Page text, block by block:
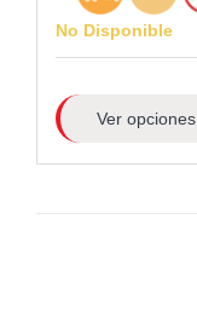
No Disponible
Ver opciones